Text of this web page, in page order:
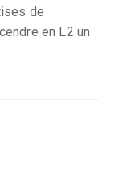
de
en L2 un